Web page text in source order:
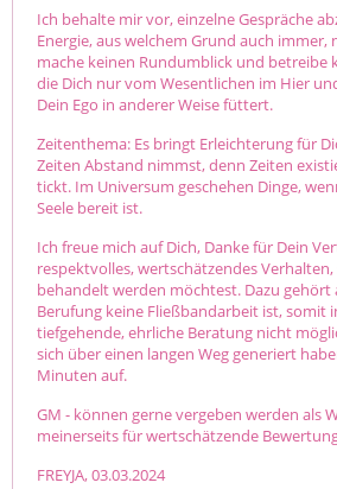
Ich behalte mir vor, einzelne Gespräche
Energie, aus welchem Grund auch immer,
mache keinen Rundumblick und betreibe
die Dich nur vom Wesentlichen im Hier
Dein Ego in anderer Weise füttert.
Zeitenthema: Es bringt Erleichterung für
Zeiten Abstand nimmst, denn Zeiten
tickt. Im Universum geschehen Dinge,
Seele bereit ist.
Ich freue mich auf Dich, Danke für Dein
respektvolles, wertschätzendes Ver­halten,
behandelt werden möchtest. Dazu gehört
Berufung keine Fließbandarbeit ist, somit
tiefgehende, ehrliche Beratung nicht
sich über einen langen Weg generiert
Minuten auf.
GM - können gerne vergeben werden als
meinerseits für wertschätzende
FREYJA, 03.03.2024